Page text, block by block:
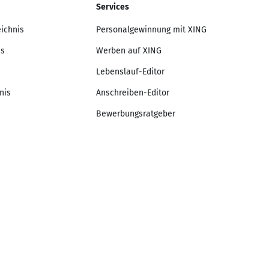
Services
Personalgewinnung mit XING
Werben auf XING
Lebenslauf-Editor
Anschreiben-Editor
Bewerbungsratgeber